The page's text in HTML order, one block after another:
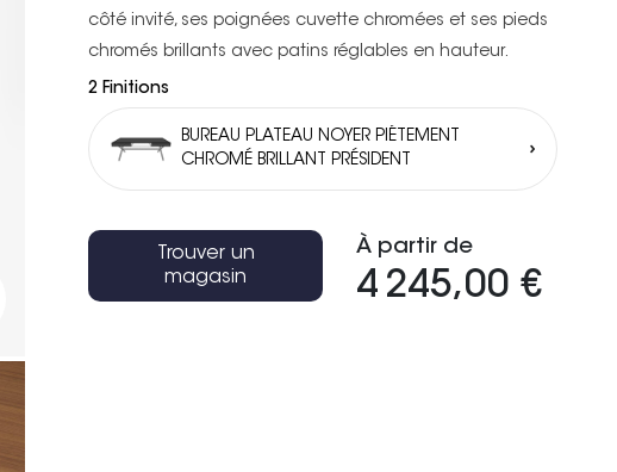
côté invité, ses poignées cuvette chromées et ses pieds
chromés brillants avec patins réglables en hauteur.
2 Finitions
BUREAU PLATEAU NOYER PIÉTEMENT
CHROMÉ BRILLANT PRÉSIDENT
À partir de
4 245,00 €
Trouver un
magasin